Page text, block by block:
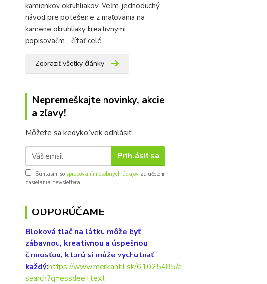
kamienkov okruhliakov. Veľmi jednoduchý
návod pre potešenie z maľovania na
kamene okruhliaky kreatívnymi
popisovačm... čítať celé
Zobraziť všetky články
Nepremeškajte novinky, akcie
a zľavy!
Môžete sa kedykoľvek odhlásiť.
Prihlásiť sa
Súhlasím so spracovaním osobných údajov za účelom
zasielania newslettera.
ODPORÚČAME
Bloková tlač na látku môže byť
zábavnou, kreatívnou a úspešnou
činnosťou, ktorú si môže vychutnať
každý:https://www.merkantil.sk/61025485/e-
search?q=essdee+text